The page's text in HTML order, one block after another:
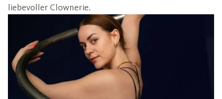
liebevoller Clownerie.